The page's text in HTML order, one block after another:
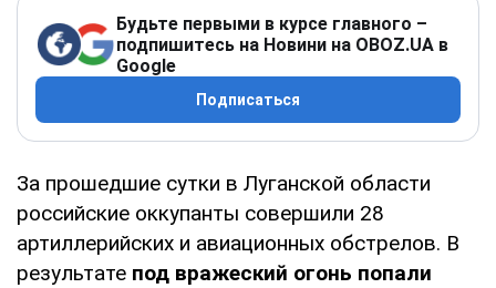
Будьте первыми в курсе главного –
подпишитесь на Новини на OBOZ.UA в
Google
Подписаться
За прошедшие сутки в Луганской области
российские оккупанты совершили 28
артиллерийских и авиационных обстрелов. В
результате под вражеский огонь попали